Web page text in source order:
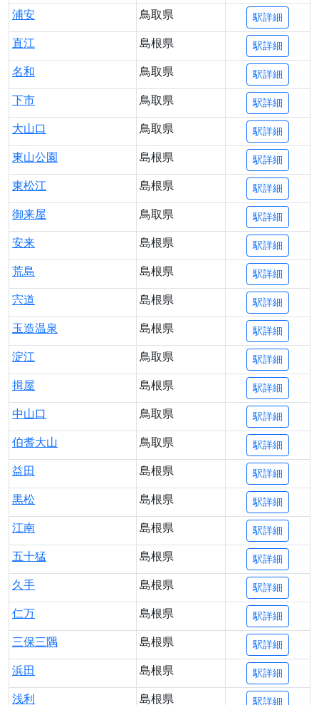
浦安 鳥取県 駅詳細
直江 島根県 駅詳細
名和 鳥取県 駅詳細
下市 鳥取県 駅詳細
大山口 鳥取県 駅詳細
東山公園 島根県 駅詳細
東松江 島根県 駅詳細
御来屋 鳥取県 駅詳細
安来 島根県 駅詳細
荒島 島根県 駅詳細
宍道 島根県 駅詳細
玉造温泉 島根県 駅詳細
淀江 鳥取県 駅詳細
揖屋 島根県 駅詳細
中山口 鳥取県 駅詳細
伯耆大山 鳥取県 駅詳細
益田 島根県 駅詳細
黒松 島根県 駅詳細
江南 島根県 駅詳細
五十猛 島根県 駅詳細
久手 島根県 駅詳細
仁万 島根県 駅詳細
三保三隅 島根県 駅詳細
浜田 島根県 駅詳細
浅利 島根県 駅詳細